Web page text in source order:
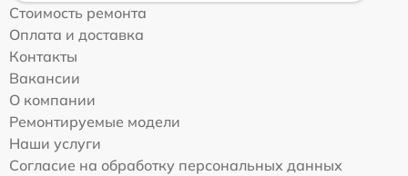
Стоимость ремонта
Оплата и доставка
Контакты
Вакансии
О компании
Ремонтируемые модели
Наши услуги
Согласие на обработку персональных данных